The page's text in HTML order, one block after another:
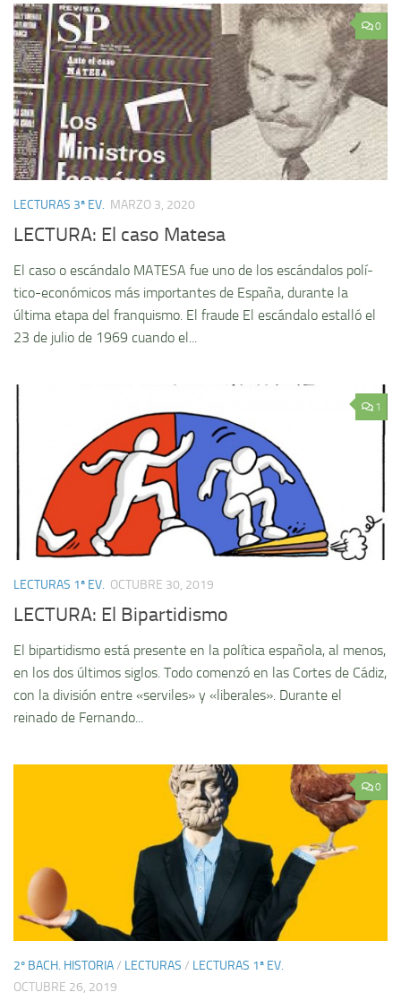
0
LECTURAS 3ª EV. MARZO 3, 2020
LECTURA: El caso Matesa
El caso o escándalo MATESA fue uno de los escándalos polí­
tico-económicos más importantes de España, durante la
última etapa del franquismo. El fraude El escándalo estalló el
23 de julio de 1969 cuando el...
1
LECTURAS 1ª EV. OCTUBRE 30, 2019
LECTURA: El Bipartidismo
El bipartidismo está presente en la polí­tica española, al menos,
en los dos últimos siglos. Todo comenzó en las Cortes de Cádiz,
con la división entre «serviles» y «liberales». Durante el
reinado de Fernando...
0
2º BACH. HISTORIA/ LECTURAS / LECTURAS 1ª EV.
OCTUBRE 26, 2019